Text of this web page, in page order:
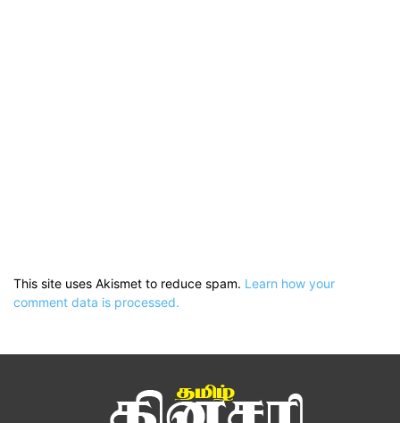
This site uses Akismet to reduce spam. Learn how your
comment data is processed.